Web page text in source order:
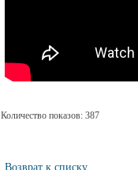
Количество показов: 387
Возврат к списку